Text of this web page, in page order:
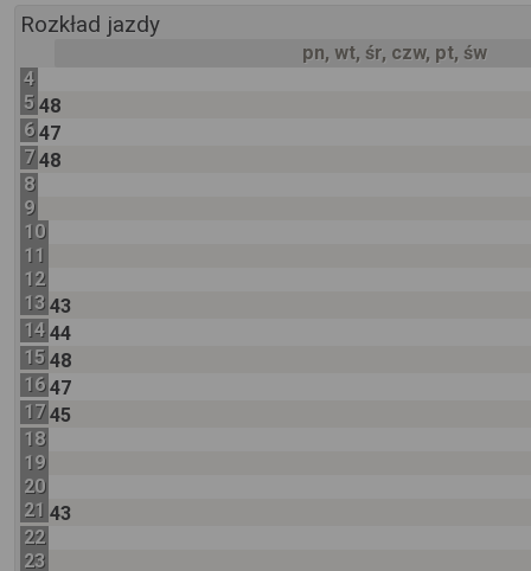
Rozkład jazdy
pn, wt, śr, czw, pt, św
4
5 48
6 47
7 48
8
9
10
11
12
13 43
14 44
15 48
16 47
17 45
18
19
20
21 43
22
23